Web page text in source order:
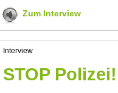
Zum Interview
Interview
STOP